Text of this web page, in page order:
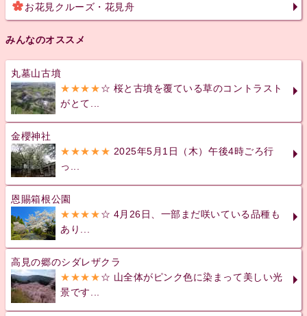
お花見クルーズ・花見舟
みんなのオススメ
丸墓山古墳
★★★★☆ 桜と古墳を覆ている草のコントラスト
がとて...
金櫻神社
★★★★★ 2025年5月1日（木）午後4時ごろ行
っ...
恩賜箱根公園
★★★★☆ 4月26日、一部まだ咲いている品種も
あり...
高見の郷のシダレザクラ
★★★★☆ 山全体がピンク色に染まって美しい光
景です...